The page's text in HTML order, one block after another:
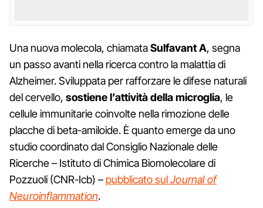
Una nuova molecola, chiamataSulfavant A, segna
un passo avanti nella ricerca contro la malattia di
Alzheimer. Sviluppata per rafforzare le difese naturali
del cervello, sostiene l’attività della microglia, le
cellule immunitarie coinvolte nella rimozione delle
placche di beta-amiloide. È quanto emerge da uno
studio coordinato dal Consiglio Nazionale delle
Ricerche – Istituto di Chimica Biomolecolare di
Pozzuoli (CNR-Icb) – pubblicato sulJournal of
Neuroinflammation.